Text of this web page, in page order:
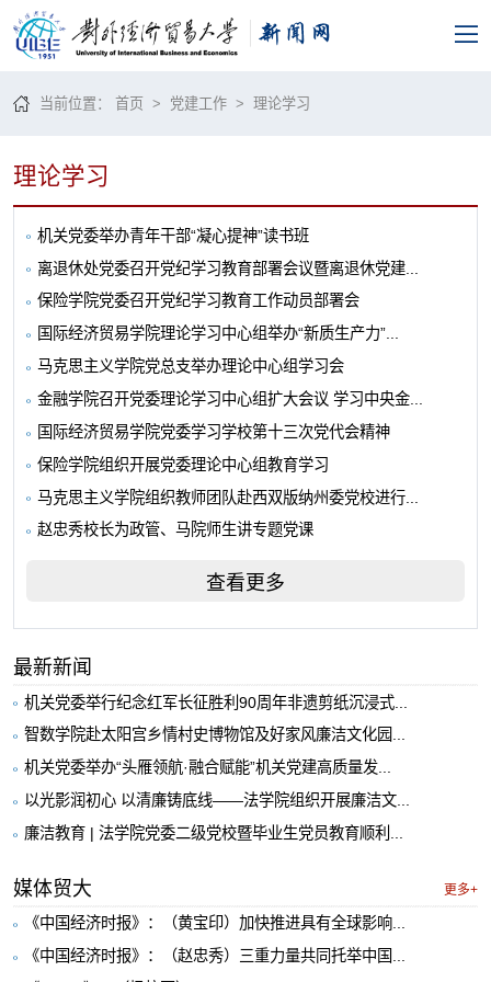
当前位置：首页 > 党建工作 >理论学习
理论学习
机关党委举办青年干部“凝心提神”读书班
离退休处党委召开党纪学习教育部署会议暨离退休党建...
保险学院党委召开党纪学习教育工作动员部署会
国际经济贸易学院理论学习中心组举办“新质生产力”...
马克思主义学院党总支举办理论中心组学习会
金融学院召开党委理论学习中心组扩大会议 学习中央金...
国际经济贸易学院党委学习学校第十三次党代会精神
保险学院组织开展党委理论中心组教育学习
马克思主义学院组织教师团队赴西双版纳州委党校进行...
赵忠秀校长为政管、马院师生讲专题党课
查看更多
最新新闻
机关党委举行纪念红军长征胜利90周年非遗剪纸沉浸式...
智数学院赴太阳宫乡情村史博物馆及好家风廉洁文化园...
机关党委举办“头雁领航·融合赋能”机关党建高质量发...
以光影润初心 以清廉铸底线——法学院组织开展廉洁文...
廉洁教育 | 法学院党委二级党校暨毕业生党员教育顺利...
媒体贸大 更多+
《中国经济时报》：（黄宝印）加快推进具有全球影响...
《中国经济时报》：（赵忠秀）三重力量共同托举中国...